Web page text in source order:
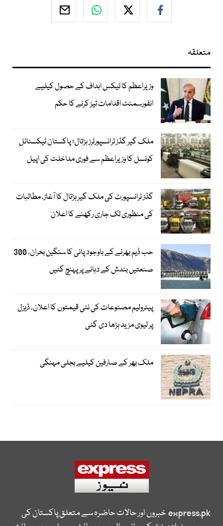
متعلقہ
وزیراعظم کا ٹیکس اہداف کے حصول کیلیے
انفورسمنٹ اقدامات تیز کرنے کا حکم
ملک گیر گڈز ٹرانسپورٹرز ہڑتال؛ پاکستان ٹیکسٹائل
کونسل کا وزیراعظم سے فوری مداخلت کی اپیل
گڈز ٹرانسپورٹ کی ملک گیر ہڑتال کا آغاز، مطالبات
کی منظوری تک جاری رکھنے کا اعلان
حب ڈیم بھرنے کے باوجود پانی کا سنگین بحران، 300
صنعتیں بندش کے دہانے پر پہنچ گئیں
پیٹرولیم مصنوعات کی نئی قیمتوں کا اعلان، ڈیزل
پر لیوی مزید بڑھا دی گئی
ملک بھر کے صارفین کیلیے بجلی مہنگی
express.pkخبروں اور حالات حاضرہ سے متعلق پاکستان کی